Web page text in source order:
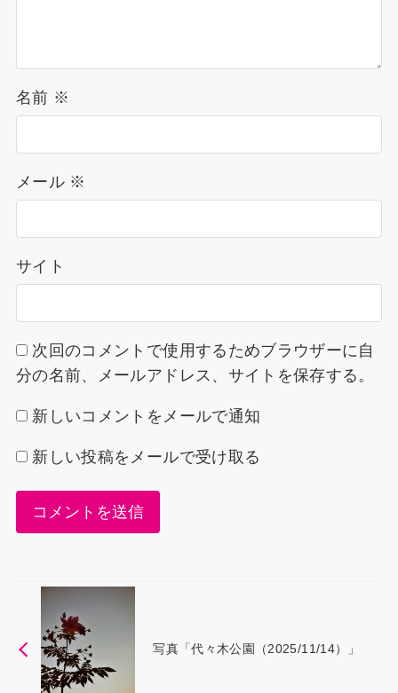
名前 ※
メール ※
サイト
次回のコメントで使用するためブラウザーに自
分の名前、メールアドレス、サイトを保存する。
新しいコメントをメールで通知
新しい投稿をメールで受け取る
写真「代々木公園（2025/11/14）」